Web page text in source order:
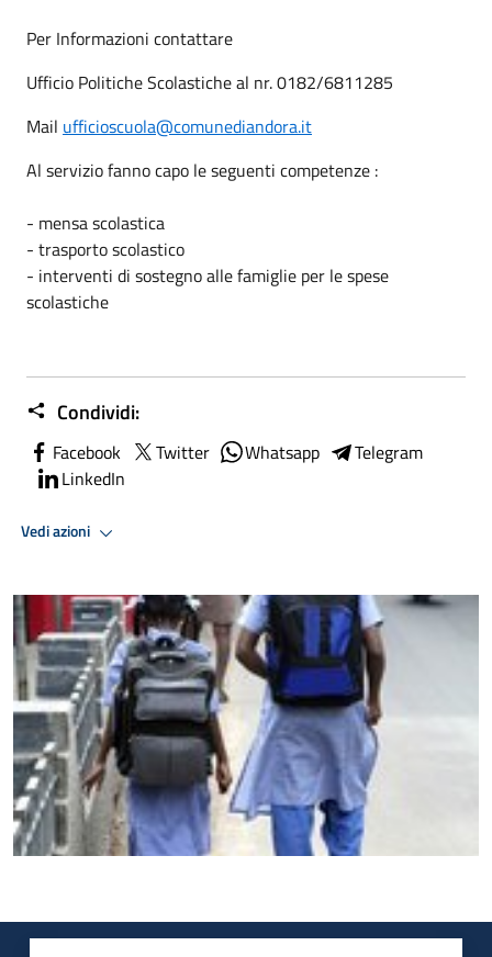
Per Informazioni contattare
Ufficio Politiche Scolastiche al nr. 0182/6811285
Mail ufficioscuola@comunediandora.it
Al servizio fanno capo le seguenti competenze :
- mensa scolastica
- trasporto scolastico
- interventi di sostegno alle famiglie per le spese
scolastiche
Condividi:
Facebook Twitter Whatsapp
Telegram
LinkedIn
Vedi azioni